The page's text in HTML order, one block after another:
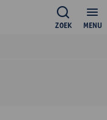
MENU
ZOEK